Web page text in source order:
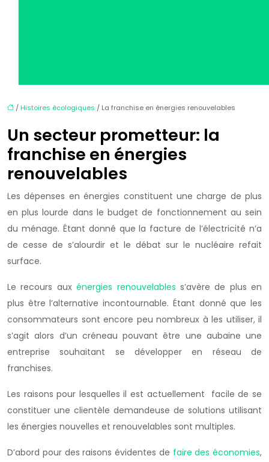
/Histoires écologiques / La franchise en énergies renouvelables
Un secteur prometteur: la
franchise en énergies
renouvelables
Les dépenses en énergies constituent une charge de plus
en plus lourde dans le budget de fonctionnement au sein
du ménage. Étant donné que la facture de l’électricité n’a
de cesse de s’alourdir et le débat sur le nucléaire refait
surface.
Le recours auxénergies renouvelables s’avère de plus en
plus être l’alternative incontournable. Étant donné que les
consommateurs sont encore peu nombreux à les utiliser, il
s’agit alors d’un créneau pouvant être une aubaine une
entreprise souhaitant se développer en réseau de
franchises.
Les raisons pour lesquelles il est actuellement facile de se
constituer une clientèle demandeuse de solutions utilisant
les énergies nouvelles et renouvelables sont multiples.
D’abord pour des raisons évidentes de faire des économies,